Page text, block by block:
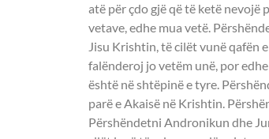
atë për çdo gjë që të ketë nevojë
vetave, edhe mua vetë.
Jisu Krishtin, të cilët vunë qafën
falënderoj jo vetëm unë, por
është në shtëpinë e tyre.
parë e Akaisë në Krishtin.
Përshëndetni Andronikun dhe